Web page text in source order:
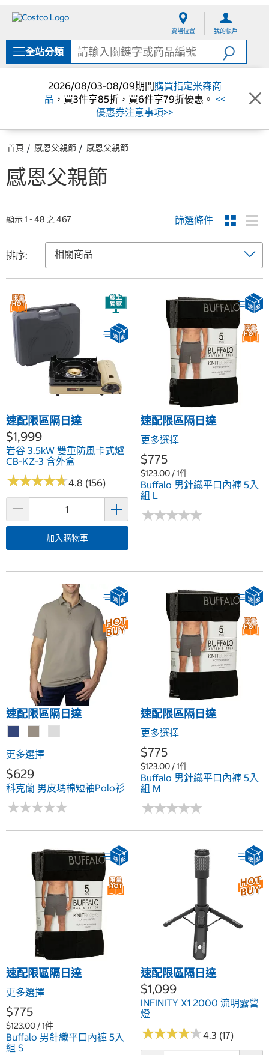
單
賣場位置 我的帳戶
全站分類
2026/08/03-08/09期間購買指定米森商
品 ，買3件享85折，買6件享79折優惠。 <<
優惠券注意事項>>
首頁 感恩父親節 感恩父親節
感恩父親節
顯示 1 - 48 之 467 篩選條件
排序:
速配限區隔日達
$1,999
岩谷 3.5kW 雙重防風卡式爐
CB-KZ-3 含外盒
★★★★★
★★★★★4.8 (156)
加入購物車
速配限區隔日達
更多選擇
$775
$123.00 / 1件
Buffalo 男針織平口內褲 5入
組 L
★★★★★
★★★★★
速配限區隔日達
更多選擇
$629
科克蘭 男皮瑪棉短袖Polo衫
★★★★★
★★★★★
速配限區隔日達
更多選擇
$775
$123.00 / 1件
Buffalo 男針織平口內褲 5入
組 M
★★★★★
★★★★★
速配限區隔日達
更多選擇
$775
$123.00 / 1件
Buffalo 男針織平口內褲 5入
組 S
速配限區隔日達
$1,099
INFINITY X1 2000 流明露營
燈
★★★★★
★★★★★4.3 (17)